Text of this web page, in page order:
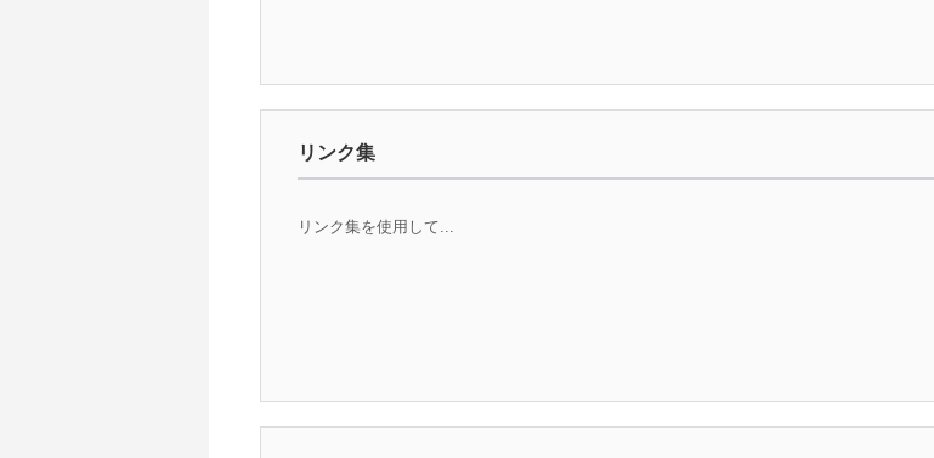
リンク集
リンク集を使用して...